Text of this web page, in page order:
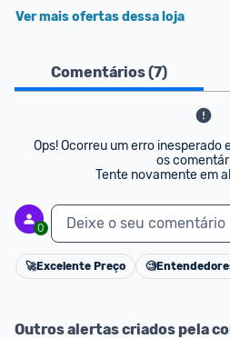
Ver mais ofertas dessa loja
Comentários (7)
Ops! Ocorreu um erro inesperado
os
Tente novamente em
0 Deixe o seu comentário
🚀Excelente Preço 🧐
Outros alertas criados pela